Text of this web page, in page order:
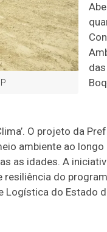
O projeto da
ambiente ao longo
as idades. A
do
do Estado